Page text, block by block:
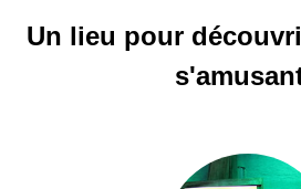
v
e
Un lieu pour